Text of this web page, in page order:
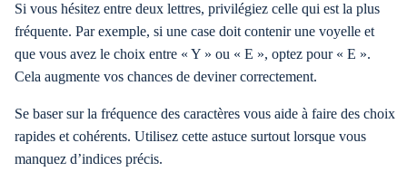
Si vous hésitez entre deux lettres, privilégiez celle qui est la plus
fréquente. Par exemple, si une case doit contenir une voyelle et
que vous avez le choix entre « Y » ou « E », optez pour « E ».
Cela augmente vos chances de deviner correctement.
Se baser sur la fréquence des caractères vous aide à faire des choix
rapides et cohérents. Utilisez cette astuce surtout lorsque vous
manquez d’indices précis.